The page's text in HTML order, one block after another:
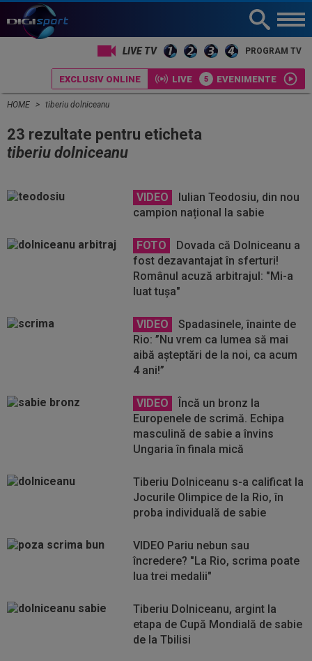
LIVE TV PROGRAM TV
EXCLUSIV ONLINE LIVE EVENIMENTE
HOME tiberiu dolniceanu
23 rezultate pentru eticheta
tiberiu dolniceanu
VIDEO
Iulian Teodosiu, din nou
campion național la sabie
FOTO
Dovada că Dolniceanu a
fost dezavantajat în sferturi!
Românul acuză arbitrajul: "Mi-a
luat tuşa"
VIDEO
Spadasinele, înainte de
Rio: ”Nu vrem ca lumea să mai
aibă așteptări de la noi, ca acum
4 ani!”
VIDEO
Încă un bronz la
Europenele de scrimă. Echipa
masculină de sabie a învins
Ungaria în finala mică
Tiberiu Dolniceanu s-a calificat la
Jocurile Olimpice de la Rio, în
proba individuală de sabie
VIDEO Pariu nebun sau
încredere? "La Rio, scrima poate
lua trei medalii"
Tiberiu Dolniceanu, argint la
etapa de Cupă Mondială de sabie
de la Tbilisi